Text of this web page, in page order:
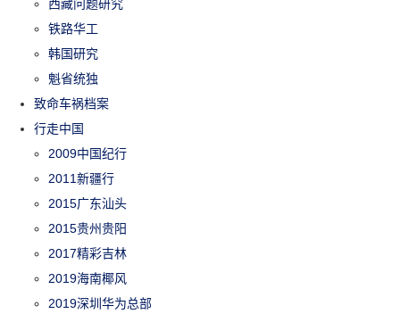
西藏问题研究
铁路华工
韩国研究
魁省统独
致命车祸档案
行走中国
2009中国纪行
2011新疆行
2015广东汕头
2015贵州贵阳
2017精彩吉林
2019海南椰风
2019深圳华为总部